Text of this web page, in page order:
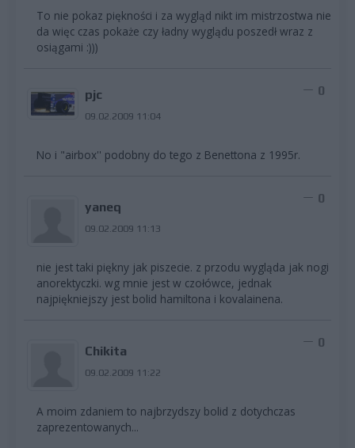
To nie pokaz piękności i za wygląd nikt im mistrzostwa nie
da więc czas pokaże czy ładny wyglądu poszedł wraz z
osiągami :)))
pjc
09.02.2009 11:04
0
No i "airbox'' podobny do tego z Benettona z 1995r.
yaneq
09.02.2009 11:13
0
nie jest taki piękny jak piszecie. z przodu wygląda jak nogi
anorektyczki. wg mnie jest w czołówce, jednak
najpiękniejszy jest bolid hamiltona i kovalainena.
Chikita
09.02.2009 11:22
0
A moim zdaniem to najbrzydszy bolid z dotychczas
zaprezentowanych...